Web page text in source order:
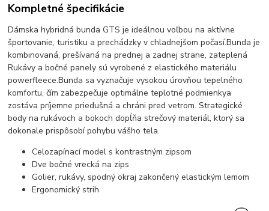
Kompletné špecifikácie
Dámska hybridná bunda GTS je ideálnou voľbou na aktívne
športovanie, turistiku a prechádzky v chladnejšom počasí.Bunda je
kombinovaná, prešívaná na prednej a zadnej strane, zateplená
Rukávy a bočné panely sú vyrobené z elastického materiálu
powerfleece.Bunda sa vyznačuje vysokou úrovňou tepelného
komfortu, čím zabezpečuje optimálne teplotné podmienkya
zostáva príjemne priedušná a chráni pred vetrom. Strategické
body na rukávoch a bokoch dopĺňa strečový materiál, ktorý sa
dokonale prispôsobí pohybu vášho tela.
Celozapínací model s kontrastným zipsom
Dve bočné vrecká na zips
Golier, rukávy, spodný okraj zakončený elastickým lemom
Ergonomický strih